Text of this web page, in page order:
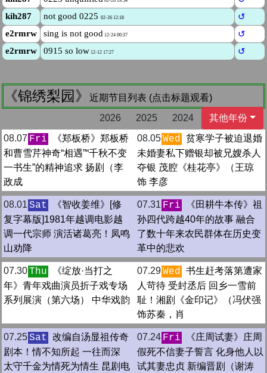
《锦绣梨园》
近期节目列表 (点击标题观看)
2026
2025 2024
其他年份
08.07 Fri
《郑板桥》郑板桥
和曹雪芹神奇“相遇”“千秋不变
一书生”的精神追求 扬剧（李
政成
08.05Wed 贫寒学子被迫退婚
未婚妻私下赠银却被兄嫂杀人
夺银 茂腔《桂花亭》（王琼
饰 李彦
08.01 Sat
《智收姜维》[修
复字幕版]1981年越调电影越
调一代宗师 演活诸葛亮！凤鸣
山劝降
07.31 Fri
《田耕牛本传》祖
孙四代跨越40年的故事 融合
了数十年来农民群体在历史变
革中的悲欢
07.30Thu
《绽放·当打之
年》青年戏曲演员折子戏专场
系列展演（第六场） 中华戏韵
07.29Wed 书生赶考落第遭家
人苛待 受封丞后 回乡一雪前
耻！湘剧《金印记》（冯伏强
饰苏秦，肖
07.25Sat
改编自汤显祖传奇
剧本！情不知所起 一往而深
太守千金为情死为情生 昆剧电
07.24 Fri
《庄周试妻》庄周
假死不信妻子誓言 化身他人以
试其妻忠贞 新编晋剧（谢涛